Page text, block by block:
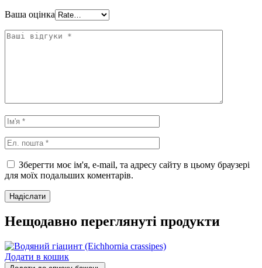
Ваша оцінка
Зберегти моє ім'я, e-mail, та адресу сайту в цьому браузері
для моїх подальших коментарів.
Нещодавно переглянуті продукти
Додати в кошик